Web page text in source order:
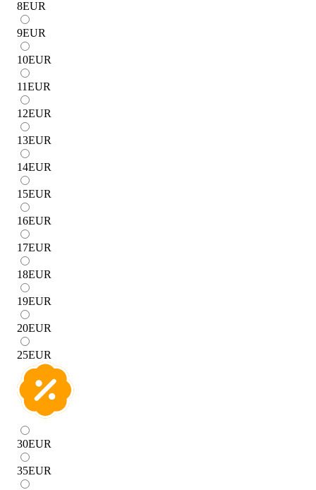
8EUR
9EUR
10EUR
11EUR
12EUR
13EUR
14EUR
15EUR
16EUR
17EUR
18EUR
19EUR
20EUR
25EUR
30EUR
35EUR